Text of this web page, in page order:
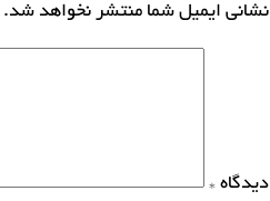
نشانی ایمیل شما منتشر نخواهد شد.
دیدگاه *